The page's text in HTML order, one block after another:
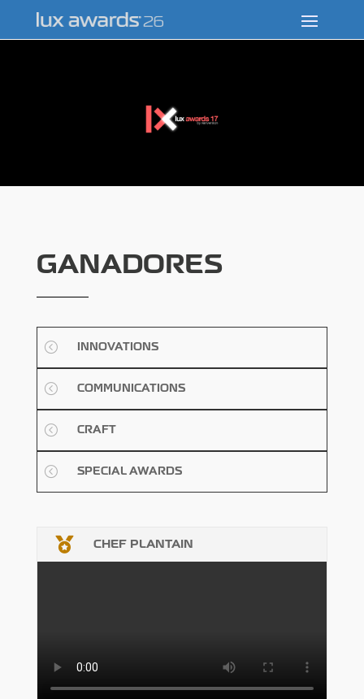
GANADORES
< INNOVATIONS
< COMMUNICATIONS
< CRAFT
< SPECIAL AWARDS
 CHEF PLANTAIN